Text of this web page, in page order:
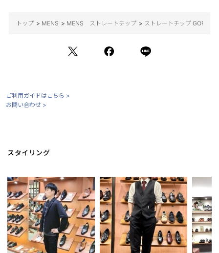
トップ > MENS > MENS ストレートチップ > ストレートチップ GORE-
ご利用ガイドはこちら >
お問い合わせ >
スタイリング